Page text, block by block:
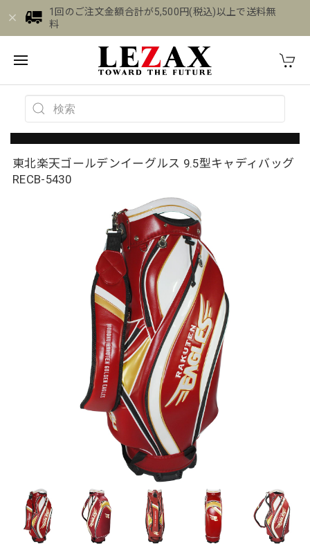
1回のご注文金額合計が5,500円(税込)以上で送料無
料
東北楽天ゴールデンイーグルス 9.5型キャディバッグ
RECB-5430